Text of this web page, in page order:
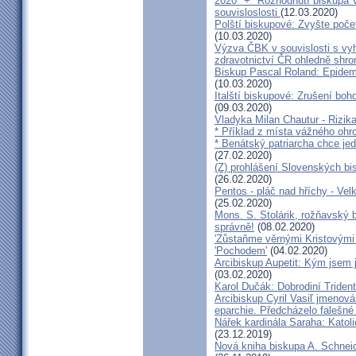
souvisloslosti (12.03.2020)
Polští biskupové: Zvyšte
(10.03.2020)
Výzva ČBK v souvislosti s
zdravotnictví ČR ohledně
Biskup Pascal Roland:
(10.03.2020)
Italští biskupové: Zrušení
(09.03.2020)
Vladyka Milan Chautur -
* Příklad z místa vážného
* Benátský patriarcha chce
(27.02.2020)
(Z) prohlášení Slovenských
(26.02.2020)
Pentos - pláč nad hříchy -
(25.02.2020)
Mons. S. Stolárik, rožňavský
správně! (08.02.2020)
'Zůstaňme věrnými
'Pochodem' (04.02.2020)
Arcibiskup Aupetit: Kým jsem
(03.02.2020)
Karol Dučák: Dobrodiní
Arcibiskup Cyril Vasiľ
eparchie. Předcházelo
Nářek kardinála Saraha:
(23.12.2019)
Nová kniha biskupa A.